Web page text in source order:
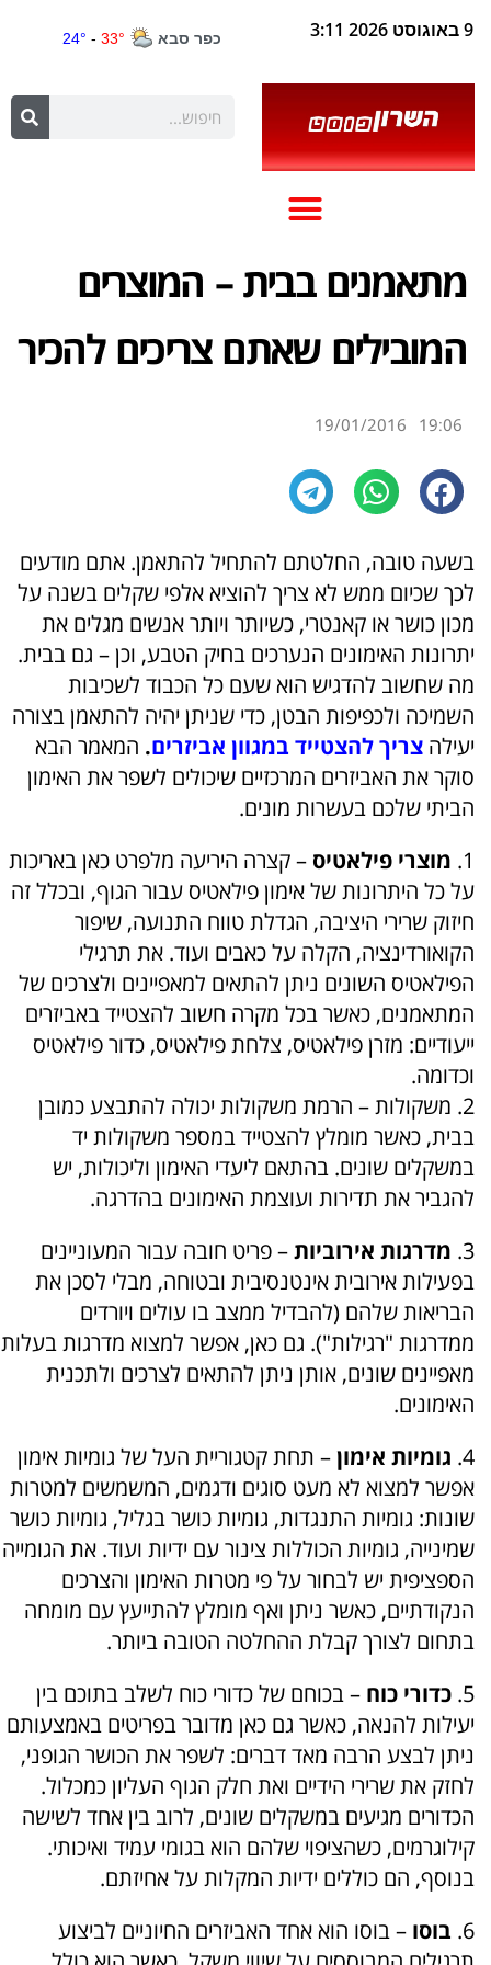
9 באוגוסט 2026 3:11
מתאמנים בבית – המוצרים
המובילים שאתם צריכים להכיר
19:06
19/01/2016
בשעה טובה, החלטתם להתחיל להתאמן. אתם מודעים
לכך שכיום ממש לא צריך להוציא אלפי שקלים בשנה על
מכון כושר או קאנטרי, כשיותר ויותר אנשים מגלים את
יתרונות האימונים הנערכים בחיק הטבע, וכן – גם בבית.
מה שחשוב להדגיש הוא שעם כל הכבוד לשכיבות
השמיכה ולכפיפות הבטן, כדי שניתן יהיה להתאמן בצורה
יעילה צריך להצטייד במגוון אביזרים. המאמר הבא
סוקר את האביזרים המרכזיים שיכולים לשפר את האימון
הביתי שלכם בעשרות מונים.
1. מוצרי פילאטיס – קצרה היריעה מלפרט כאן באריכות
על כל היתרונות של אימון פילאטיס עבור הגוף, ובכלל זה
חיזוק שרירי היציבה, הגדלת טווח התנועה, שיפור
הקואורדינציה, הקלה על כאבים ועוד. את תרגילי
הפילאטיס השונים ניתן להתאים למאפיינים ולצרכים של
המתאמנים, כאשר בכל מקרה חשוב להצטייד באביזרים
ייעודיים: מזרן פילאטיס, צלחת פילאטיס, כדור פילאטיס
וכדומה.
2. משקולות – הרמת משקולות יכולה להתבצע כמובן
בבית, כאשר מומלץ להצטייד במספר משקולות יד
במשקלים שונים. בהתאם ליעדי האימון וליכולות, יש
להגביר את תדירות ועוצמת האימונים בהדרגה.
3. מדרגות אירוביות– פריט חובה עבור המעוניינים
בפעילות אירובית אינטנסיבית ובטוחה, מבלי לסכן את
הבריאות שלהם (להבדיל ממצב בו עולים ויורדים
ממדרגות "רגילות"). גם כאן, אפשר למצוא מדרגות בעלות
מאפיינים שונים, אותן ניתן להתאים לצרכים ולתכנית
האימונים.
4. גומיות אימון– תחת קטגוריית העל של גומיות אימון
אפשר למצוא לא מעט סוגים ודגמים, המשמשים למטרות
שונות: גומיות התנגדות, גומיות כושר בגליל, גומיות כושר
שמינייה, גומיות הכוללות צינור עם ידיות ועוד. את הגומייה
הספציפית יש לבחור על פי מטרות האימון והצרכים
הנקודתיים, כאשר ניתן ואף מומלץ להתייעץ עם מומחה
בתחום לצורך קבלת ההחלטה הטובה ביותר.
5. כדורי כוח – בכוחם של כדורי כוח לשלב בתוכם בין
יעילות להנאה, כאשר גם כאן מדובר בפריטים באמצעותם
ניתן לבצע הרבה מאד דברים: לשפר את הכושר הגופני,
לחזק את שרירי הידיים ואת חלק הגוף העליון כמכלול.
הכדורים מגיעים במשקלים שונים, לרוב בין אחד לשישה
קילוגרמים, כשהציפוי שלהם הוא בגומי עמיד ואיכותי.
בנוסף, הם כוללים ידיות המקלות על אחיזתם.
6. בוסו – בוסו הוא אחד האביזרים החיוניים לביצוע